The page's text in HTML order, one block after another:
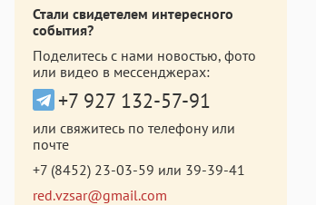
Стали свидетелем интересного
события?
Поделитесь с нами новостью, фото
или видео в мессенджерах:
+7 927 132-57-91
или свяжитесь по телефону или
почте
+7 (8452) 23-03-59 или 39-39-41
red.vzsar@gmail.com